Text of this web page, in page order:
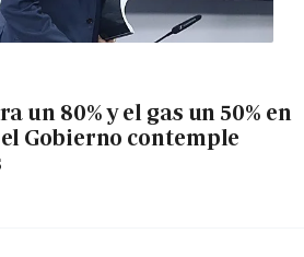
un 80% y el gas un 50% en
Gobierno contemple